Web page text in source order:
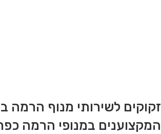
זקוקים לשירותי מנוף
המקצוענים במנופי הרמה